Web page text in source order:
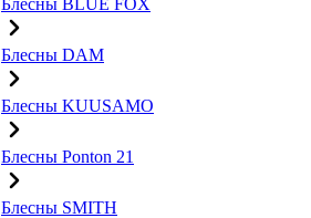
Блесны BLUE FOX
Блесны DAM
Блесны KUUSAMO
Блесны Ponton 21
Блесны SMITH